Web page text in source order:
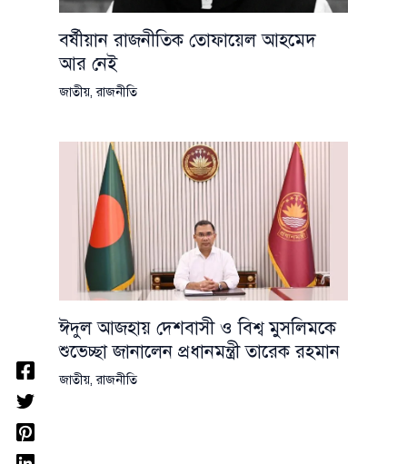
বর্ষীয়ান রাজনীতিক তোফায়েল আহমেদ
আর নেই
জাতীয়,রাজনীতি
ঈদুল আজহায় দেশবাসী ও বিশ্ব মুসলিমকে
শুভেচ্ছা জানালেন প্রধানমন্ত্রী তারেক রহমান
জাতীয়,রাজনীতি